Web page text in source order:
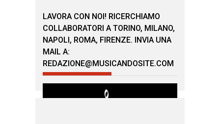
LAVORA CON NOI! RICERCHIAMO
COLLABORATORI A TORINO, MILANO,
NAPOLI, ROMA, FIRENZE. INVIA UNA
MAIL A:
REDAZIONE@MUSICANDOSITE.COM